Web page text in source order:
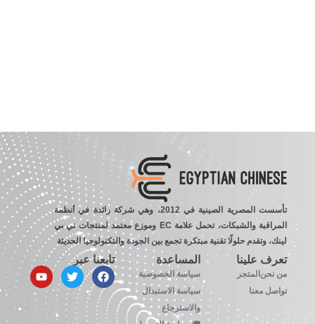
تأسست المصرية الصينية في 2012، وهي شركة رائدة في أنظمة
المراقبة والشبكات، تحمل علامة EC وموزع معتمد لمنتجات تي بي
لينك، وتقدم حلولًا تقنية مبتكرة تجمع بين الجودة والتكنولوجيا الحديثة
تعرف علينا
من نحنالمتجر
تواصل معنا
المساعدة
سياسة الخصوصية
سياسة الاستبدال
والاسترجاع
تابعنا عبر